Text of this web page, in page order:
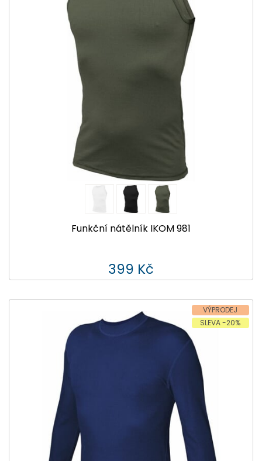
Funkční nátělník IKOM 981
399 Kč
VÝPRODEJ
SLEVA -20%